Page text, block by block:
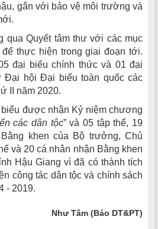
gắn với bảo vệ môi trường và
qua Quyết tâm thư với các mục
thực hiện trong giai đoạn tới.
đại biểu chính thức và 01 đại
Đại hội Đại biểu toàn quốc các
II năm 2020.
được nhận Kỷ niệm chương
các dân tộc” và 05 tập thể, 19
khen của Bộ trưởng, Chủ
và 20 cá nhân nhận Bằng khen
Hậu Giang vì đã có thành tích
công tác dân tộc và chính sách
- 2019.
Như Tâm (Báo DT&PT)